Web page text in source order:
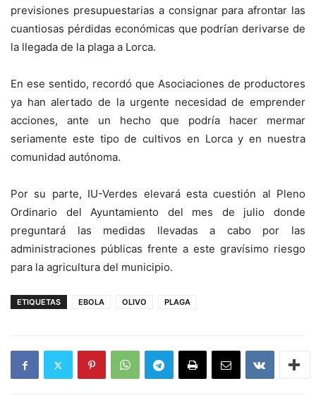
previsiones presupuestarias a consignar para afrontar las
cuantiosas pérdidas económicas que podrían derivarse de
la llegada de la plaga a Lorca.
En ese sentido, recordó que Asociaciones de productores
ya han alertado de la urgente necesidad de emprender
acciones, ante un hecho que podría hacer mermar
seriamente este tipo de cultivos en Lorca y en nuestra
comunidad autónoma.
Por su parte, IU-Verdes elevará esta cuestión al Pleno
Ordinario del Ayuntamiento del mes de julio donde
preguntará las medidas llevadas a cabo por las
administraciones públicas frente a este gravísimo riesgo
para la agricultura del municipio.
ETIQUETAS EBOLA OLIVO PLAGA